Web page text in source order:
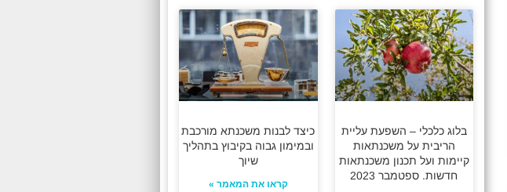
בלוג כלכלי – השפעת עליית
הריבית על משכנתאות
קיימות ועל תכנון משכנתאות
חדשות. ספטמבר 2023
כיצד לבנות משכנתא מורכבת
ובמימון גבוה בקיבוץ בתהליך
שיוך
קראו את המאמר »